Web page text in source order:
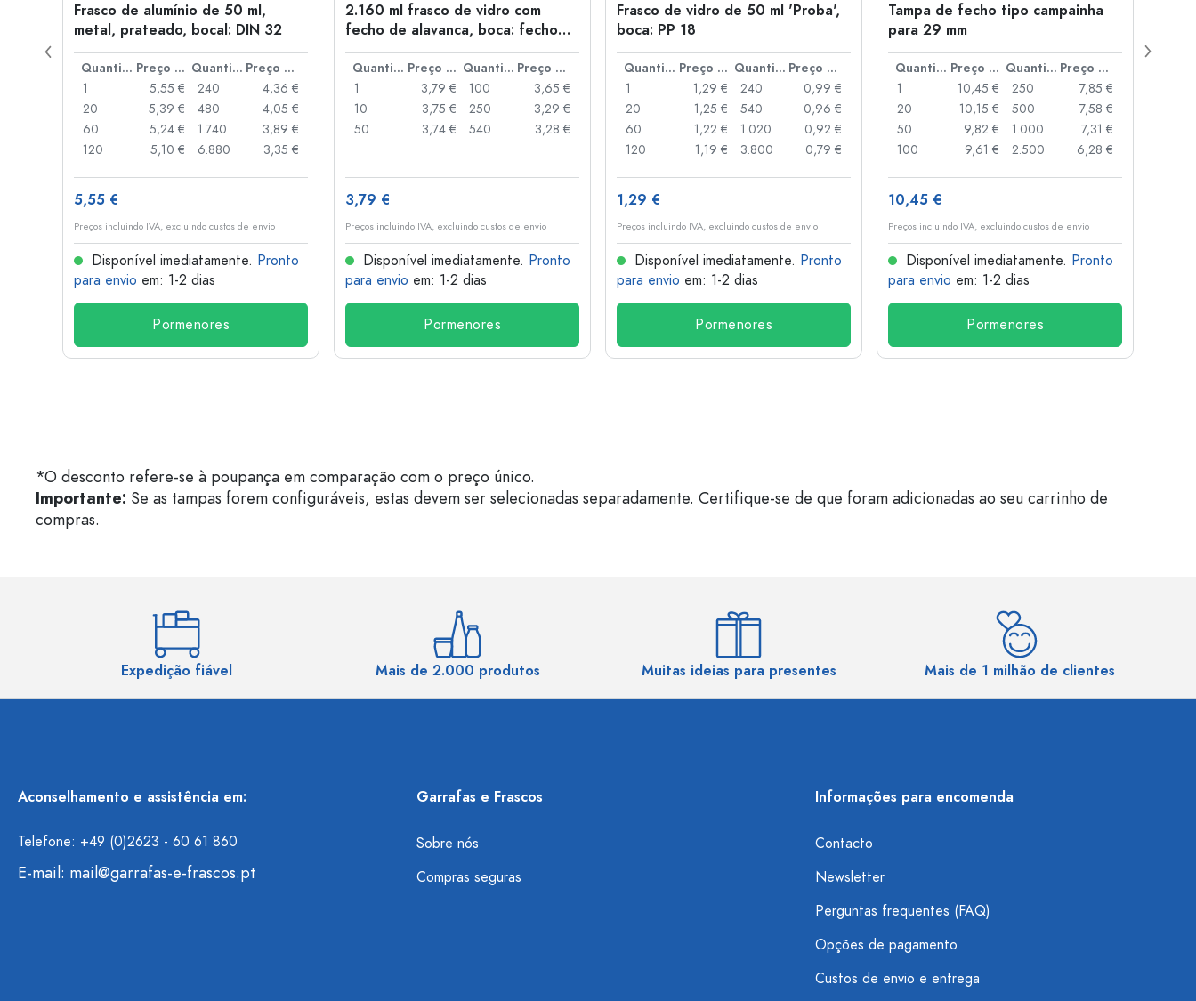
Frasco de alumínio de 50 ml,
metal, prateado, bocal: DIN 32
Quantidade Preço por peça Quantidade
Preço por peça
1
5,55 €
20
5,39 €
60
5,24 €
120
5,10 €
240
4,36 €
480
4,05 €
1.740
3,89 €
6.880
3,35 €
5,55 €
Preços incluindo IVA, excluindo custos de envio
Disponível imediatamente. Pronto
para envio em: 1-2 dias
Pormenores
2.160 ml frasco de vidro com
fecho de alavanca, boca: fecho
de alavanca
Quantidade Preço por peça Quantidade
Preço por peça
1
3,79 €
10
3,75 €
50
3,74 €
100
3,65 €
250
3,29 €
540
3,28 €
3,79 €
Preços incluindo IVA, excluindo custos de envio
Disponível imediatamente. Pronto
para envio em: 1-2 dias
Pormenores
Frasco de vidro de 50 ml 'Proba',
boca: PP 18
Quantidade Preço por peça Quantidade
Preço por peça
1
1,29 €
20
1,25 €
60
1,22 €
120
1,19 €
240
0,99 €
540
0,96 €
1.020
0,92 €
3.800
0,79 €
1,29 €
Preços incluindo IVA, excluindo custos de envio
Disponível imediatamente. Pronto
para envio em: 1-2 dias
Pormenores
Tampa de fecho tipo campainha
para 29 mm
Quantidade Preço por peça Quantidade
Preço por peça
1
10,45 €
20
10,15 €
50
9,82 €
100
9,61 €
250
7,85 €
500
7,58 €
1.000
7,31 €
2.500
6,28 €
10,45 €
Preços incluindo IVA, excluindo custos de envio
Disponível imediatamente. Pronto
para envio em: 1-2 dias
Pormenores
*O desconto refere-se à poupança em comparação com o preço único.
Importante: Se as tampas forem configuráveis, estas devem ser selecionadas separadamente. Certifique-se de que foram adicionadas ao seu carrinho de
compras.
Expedição fiável Mais de 2.000 produtos Muitas ideias para presentes Mais de 1 milhão de clientes
Aconselhamento e assistência em:
Telefone: +49 (0)2623 - 60 61 860
E-mail: mail@garrafas-e-frascos.pt
Garrafas e Frascos
Sobre nós
Compras seguras
Informações para encomenda
Contacto
Newsletter
Perguntas frequentes (FAQ)
Opções de pagamento
Custos de envio e entrega